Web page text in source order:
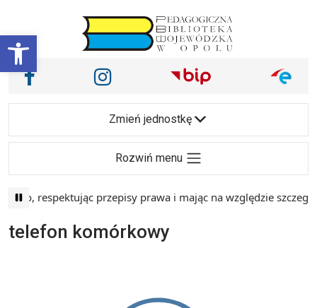
Otwórz pasek narzędzi
Main Navigation
Nasze media społecznościowe i inne
Facebook Instagram
Zmień jednostkę
Rozwiń menu
respektując przepisy prawa i mając na względzie
telefon komórkowy